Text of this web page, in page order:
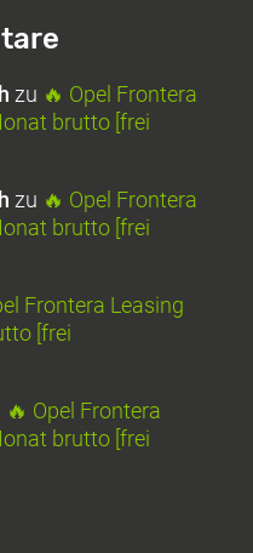
zu 🔥 Opel Frontera
brutto [frei
zu 🔥 Opel Frontera
brutto [frei
Frontera Leasing
[frei
🔥 Opel Frontera
brutto [frei